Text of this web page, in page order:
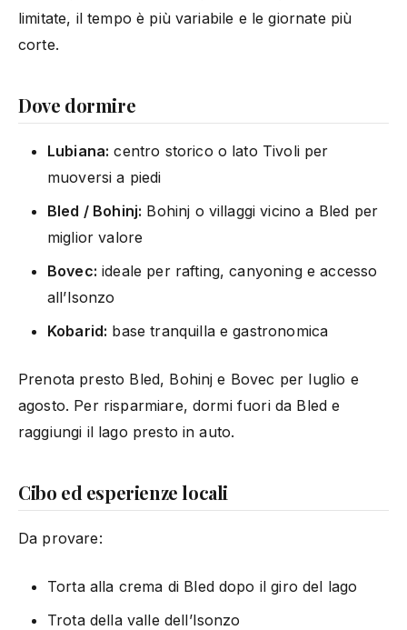
limitate, il tempo è più variabile e le giornate più
corte.
Dove dormire
Lubiana: centro storico o lato Tivoli per
muoversi a piedi
Bled / Bohinj: Bohinj o villaggi vicino a Bled per
miglior valore
Bovec: ideale per rafting, canyoning e accesso
all’Isonzo
Kobarid: base tranquilla e gastronomica
Prenota presto Bled, Bohinj e Bovec per luglio e
agosto. Per risparmiare, dormi fuori da Bled e
raggiungi il lago presto in auto.
Cibo ed esperienze locali
Da provare:
Torta alla crema di Bled dopo il giro del lago
Trota della valle dell’Isonzo